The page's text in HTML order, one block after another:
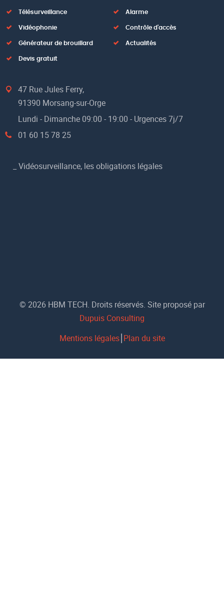
Télésurveillance Alarme
Vidéophonie Contrôle d'accès
Générateur de brouillard Actualités
Devis gratuit
47 Rue Jules Ferry,
91390 Morsang-sur-Orge
Lundi - Dimanche 09:00 - 19:00 - Urgences 7j/7
01 60 15 78 25
Vidéosurveillance, les obligations légales
© 2026 HBM TECH. Droits réservés. Site proposé par
Dupuis Consulting
Mentions légales⎮ Plan du site